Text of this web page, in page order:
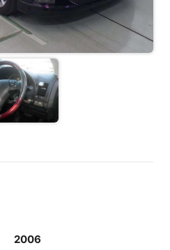
2006